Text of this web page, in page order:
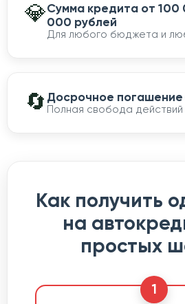
💎Сумма кредита от
000 рублей
Для любого бюджета и
🔄 Досрочное погашение
Полная свобода действий
Как получить
на
простых
1